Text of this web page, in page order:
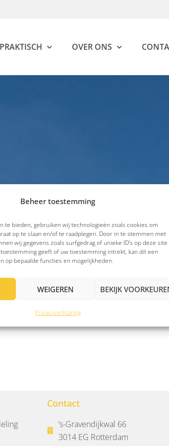
Beheer toestemming
te bieden, gebruiken wij technologieën zoals cookies om
op te slaan en/of te raadplegen. Door in te stemmen met
wij gegevens zoals surfgedrag of unieke ID's op deze site
geeft of uw toestemming intrekt, kan dit een
op bepaalde functies en mogelijkheden.
WEIGEREN BEKIJK
Privacyverklaring
PRAKTISCH OVER ONS
kundig en flexibel. Fijne dienstverlening.
Contact
‘s-Gravendijkwal 66
3014 EG Rotterdam